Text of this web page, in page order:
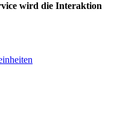
wird die Interaktion